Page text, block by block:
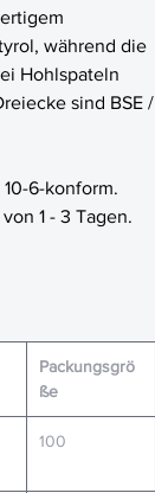
während die
Hohlspateln
sind BSE /
6-konform.
1 - 3 Tagen.
Packungsgrö
ße
100